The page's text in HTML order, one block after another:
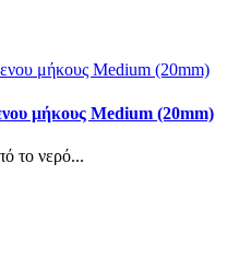
μήκους Medium (20mm)
το νερό...